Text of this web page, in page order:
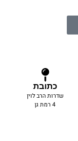
כתובת
שדרות הרב לוין
4 רמת גן